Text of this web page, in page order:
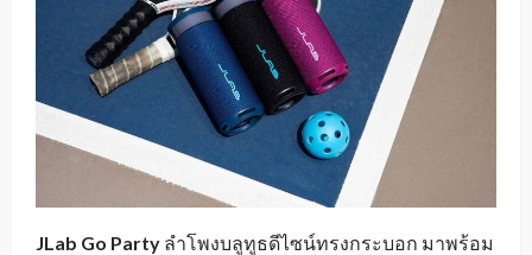
JLab Go Party ลำโพงบลูทูธดีไซน์ทรงกระบอก มาพร้อม